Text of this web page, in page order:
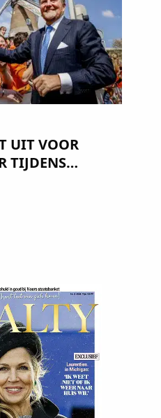
UIT VOOR
TIJDENS